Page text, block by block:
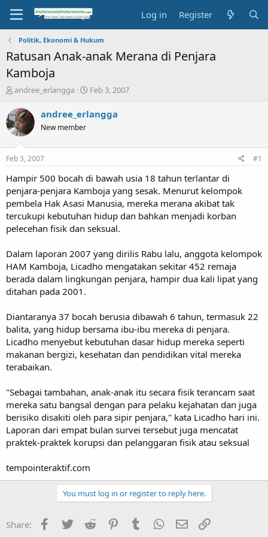
Log in Register
Politik, Ekonomi & Hukum
Ratusan Anak-anak Merana di Penjara
Kamboja
T
r
e
a
s
t
a
t
e
r
andree_erlangga
S
a
e
Feb 3, 2007
andree_erlangga
New member
Feb 3, 2007 #1
Hampir 500 bocah di bawah usia 18 tahun terlantar di
penjara-penjara Kamboja yang sesak. Menurut kelompok
pembela Hak Asasi Manusia, mereka merana akibat tak
tercukupi kebutuhan hidup dan bahkan menjadi korban
pelecehan fisik dan seksual.
Dalam laporan 2007 yang dirilis Rabu lalu, anggota kelompok
HAM Kamboja, Licadho mengatakan sekitar 452 remaja
berada dalam lingkungan penjara, hampir dua kali lipat yang
ditahan pada 2001.
Diantaranya 37 bocah berusia dibawah 6 tahun, termasuk 22
balita, yang hidup bersama ibu-ibu mereka di penjara.
Licadho menyebut kebutuhan dasar hidup mereka seperti
makanan bergizi, kesehatan dan pendidikan vital mereka
terabaikan.
"Sebagai tambahan, anak-anak itu secara fisik terancam saat
mereka satu bangsal dengan para pelaku kejahatan dan juga
berisiko disakiti oleh para sipir penjara," kata Licadho hari ini.
Laporan dari empat bulan survei tersebut juga mencatat
praktek-praktek korupsi dan pelanggaran fisik atau seksual
tempointeraktif.com
You must log in or register to reply here.
Share: Facebook
Twitter Reddit PinterestTumblr WhatsApp
Email